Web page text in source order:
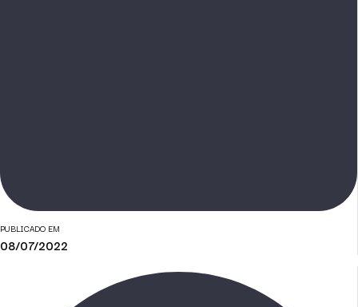
PUBLICADO EM
08/07/2022